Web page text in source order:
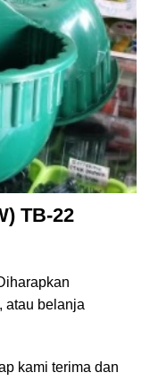
TB-22
atau belanja
kami terima dan